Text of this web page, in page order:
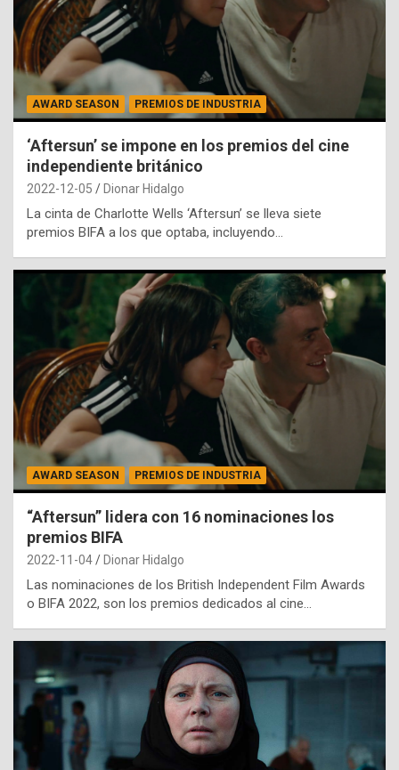
AWARD SEASON PREMIOS DE INDUSTRIA
‘Aftersun’ se impone en los premios del cine
independiente británico
2022-12-05 Dionar Hidalgo
La cinta de Charlotte Wells ‘Aftersun’ se lleva siete
premios BIFA a los que optaba, incluyendo…
AWARD SEASON PREMIOS DE INDUSTRIA
“Aftersun” lidera con 16 nominaciones los
premios BIFA
2022-11-04 Dionar Hidalgo
Las nominaciones de los British Independent Film Awards
o BIFA 2022, son los premios dedicados al cine…